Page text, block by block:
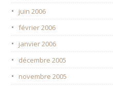
juin 2006
février 2006
janvier 2006
décembre 2005
novembre 2005